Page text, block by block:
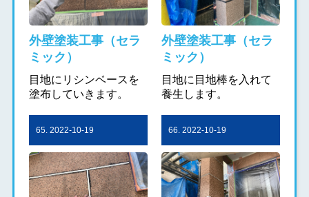
外壁塗装工事（セラ
ミック）
目地にリシンベースを
塗布していきます。
外壁塗装工事（セラ
ミック）
目地に目地棒を入れて
養生します。
65. 2022-10-19 66. 2022-10-19